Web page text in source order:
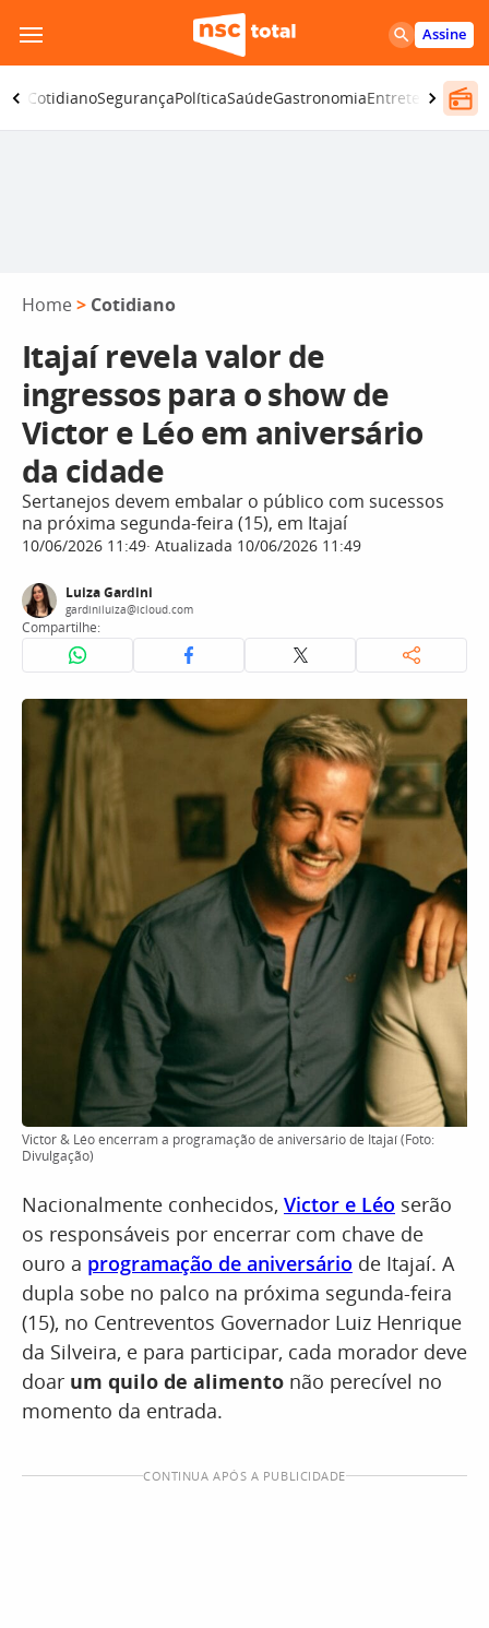
para
o
conteúdo
Assine
CotidianoSegurançaPolíticaSaúdeGastronomiaEntretenimento
Home > Cotidiano
Itajaí revela valor de
ingressos para o show de
Victor e Léo em aniversário
da cidade
Sertanejos devem embalar o público com sucessos
na próxima segunda-feira (15), em Itajaí
10/06/2026 11:49 Atualizada 10/06/2026 11:49
Luiza Gardini
gardiniluiza@icloud.com
Compartilhe:
Victor & Léo encerram a programação de aniversário de Itajaí (Foto:
Divulgação)
Nacionalmente conhecidos, Victor e Léo serão
os responsáveis por encerrar com chave de
ouro a programação de aniversário de Itajaí. A
dupla sobe no palco na próxima segunda-feira
(15), no Centreventos Governador Luiz Henrique
da Silveira, e para participar, cada morador deve
doar um quilo de alimento não perecível no
momento da entrada.
CONTINUA APÓS A PUBLICIDADE